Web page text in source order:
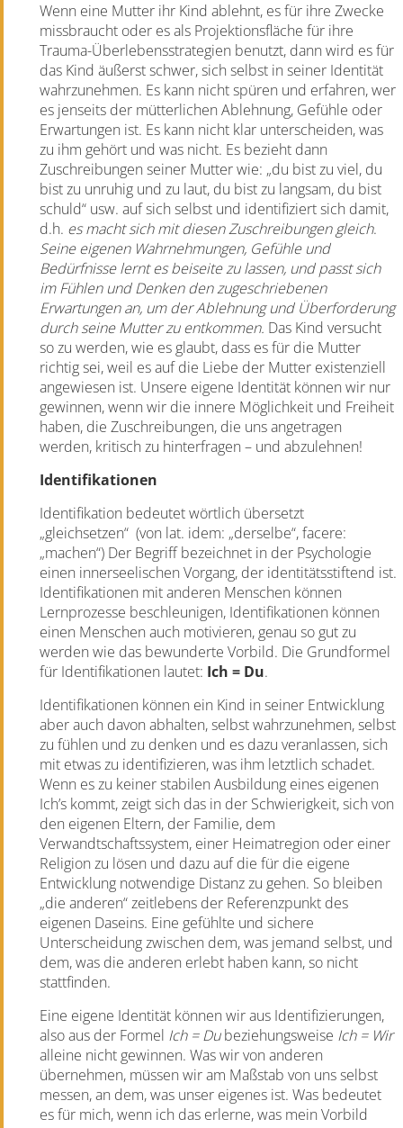
Wenn eine Mutter ihr Kind ablehnt, es für ihre Zwecke
missbraucht oder es als Projektionsfläche für ihre
Trauma-Überlebensstrategien benutzt, dann wird es für
das Kind äußerst schwer, sich selbst in seiner Identität
wahrzunehmen. Es kann nicht spüren und erfahren, wer
es jenseits der mütterlichen Ablehnung, Gefühle oder
Erwartungen ist. Es kann nicht klar unterscheiden, was
zu ihm gehört und was nicht. Es bezieht dann
Zuschreibungen seiner Mutter wie: „du bist zu viel, du
bist zu unruhig und zu laut, du bist zu langsam, du bist
schuld“ usw. auf sich selbst und identifiziert sich damit,
d.h. es macht sich mit diesen Zuschreibungen gleich.
Seine eigenen Wahrnehmungen, Gefühle und
Bedürfnisse lernt es beiseite zu lassen, und passt sich
im Fühlen und Denken den zugeschriebenen
Erwartungen an, um der Ablehnung und Überforderung
durch seine Mutter zu entkommen. Das Kind versucht
so zu werden, wie es glaubt, dass es für die Mutter
richtig sei, weil es auf die Liebe der Mutter existenziell
angewiesen ist. Unsere eigene Identität können wir nur
gewinnen, wenn wir die innere Möglichkeit und Freiheit
haben, die Zuschreibungen, die uns angetragen
werden, kritisch zu hinterfragen – und abzulehnen!
Identifikationen
Identifikation bedeutet wörtlich übersetzt
„gleichsetzen“ (von lat. idem: „derselbe“, facere:
„machen“) Der Begriff bezeichnet in der Psychologie
einen innerseelischen Vorgang, der identitätsstiftend ist.
Identifikationen mit anderen Menschen können
Lernprozesse beschleunigen, Identifikationen können
einen Menschen auch motivieren, genau so gut zu
werden wie das bewunderte Vorbild. Die Grundformel
für Identifikationen lautet: Ich = Du.
Identifikationen können ein Kind in seiner Entwicklung
aber auch davon abhalten, selbst wahrzunehmen, selbst
zu fühlen und zu denken und es dazu veranlassen, sich
mit etwas zu identifizieren, was ihm letztlich schadet.
Wenn es zu keiner stabilen Ausbildung eines eigenen
Ich’s kommt, zeigt sich das in der Schwierigkeit, sich von
den eigenen Eltern, der Familie, dem
Verwandtschaftssystem, einer Heimatregion oder einer
Religion zu lösen und dazu auf die für die eigene
Entwicklung notwendige Distanz zu gehen. So bleiben
„die anderen“ zeitlebens der Referenzpunkt des
eigenen Daseins. Eine gefühlte und sichere
Unterscheidung zwischen dem, was jemand selbst, und
dem, was die anderen erlebt haben kann, so nicht
stattfinden.
Eine eigene Identität können wir aus Identifizierungen,
also aus der Formel Ich = Dubeziehungsweise Ich = Wir
alleine nicht gewinnen. Was wir von anderen
übernehmen, müssen wir am Maßstab von uns selbst
messen, an dem, was unser eigenes ist. Was bedeutet
es für mich, wenn ich das erlerne, was mein Vorbild